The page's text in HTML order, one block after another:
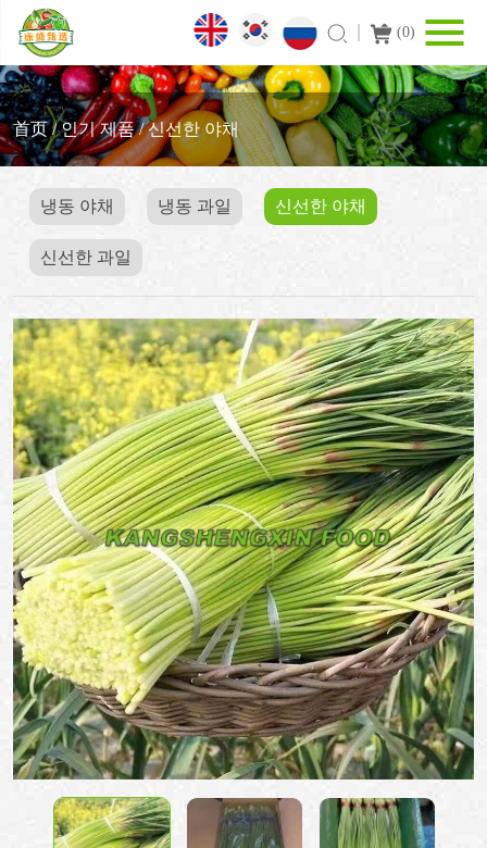
(0)
首页/인기 제품/신선한 야채
냉동 야채 냉동 과일 신선한 야채
신선한 과일